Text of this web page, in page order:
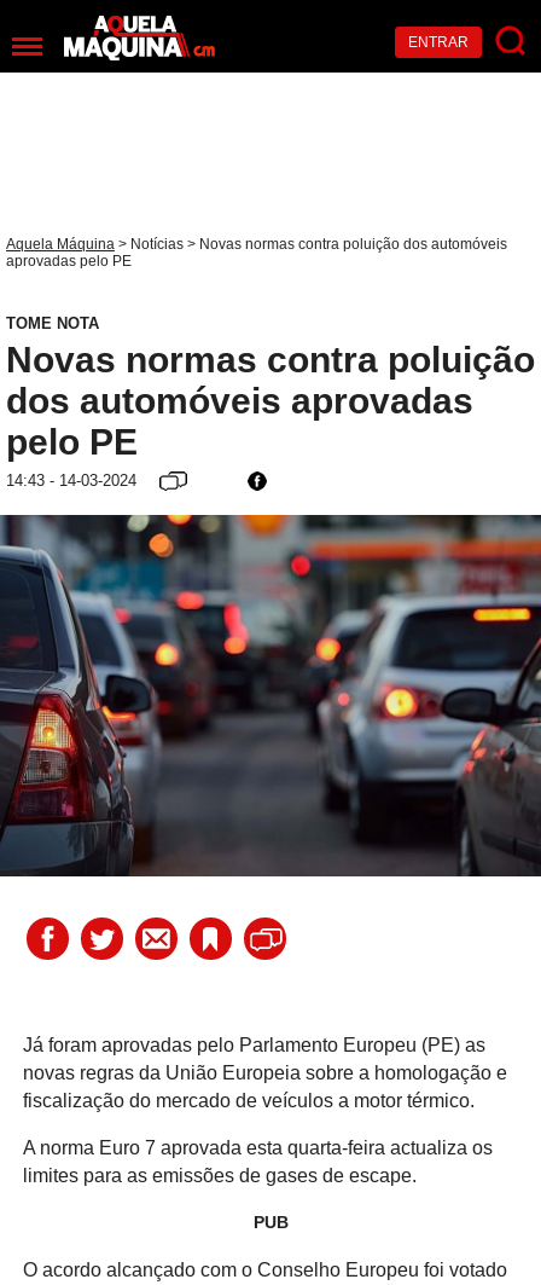
ENTRAR
Aquela Máquina > Notícias > Novas normas contra poluição dos automóveis
aprovadas pelo PE
TOME NOTA
Novas normas contra poluição
dos automóveis aprovadas
pelo PE
14:43 - 14-03-2024
Já foram aprovadas pelo Parlamento Europeu (PE) as
novas regras da União Europeia sobre a homologação e
fiscalização do mercado de veículos a motor térmico.
A norma Euro 7 aprovada esta quarta-feira actualiza os
limites para as emissões de gases de escape.
PUB
O acordo alcançado com o Conselho Europeu foi votado